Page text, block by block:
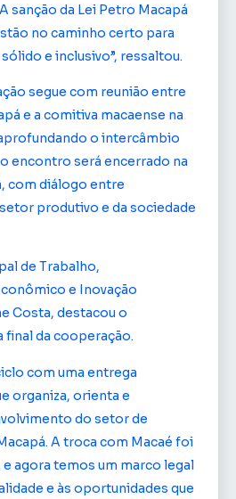
sanção da Lei Petro Macapá
no caminho certo para
e inclusivo”, ressaltou.
segue com reunião entre
e a comitiva macaense na
o intercâmbio
encontro será encerrado na
com diálogo entre
produtivo e da sociedade
de Trabalho,
e Inovação
Costa, destacou o
final da cooperação.
com uma entrega
organiza, orienta e
do setor de
A troca com Macaé foi
agora temos um marco legal
e às oportunidades que